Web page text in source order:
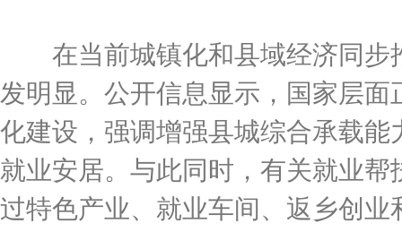
在当前城镇化和县域经济同步
发明显。公开信息显示，国家层
化建设，强调增强县城综合承载
就业安居。与此同时，有关就业
过特色产业、就业车间、返乡创